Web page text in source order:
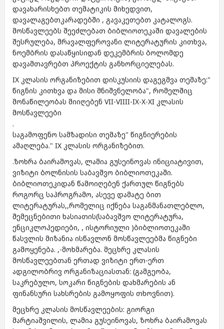
დავახარისხებთ თემატიკის მიხედვით,
დავალაგებთკარადებში , გავაკეთებთ კატალოგს.
მოსწავლეებს შეეძლებათ ბიბლიოთეკაში დავალების
შესრულება, მრავალფეროვანი ლიტერატურის კითხვა,
ნოემბრის დასაწყისიდან დეკემბრის ბოლომდე
დავამთავრებთ პროექტის განხორციელებას.
IX კლასის ორგანიზებით დისკუსიის დაგეგმვა თემაზე:"
წიგნის კითხვა და მისი მნიშვნელობა", რომელშიც
მონაწილეობას მიიღებენ VII-VIIII-IX-X-XI კლასის
მოსწავლეები
.
საგამოფენო სამზადისი თემაზე" წიგნიერების
ამაღლება." IX კლასის ორგანიზებით.
.ზოხრა ბაირამოვას, ლამია გუსეინოვას ინიციატივით,
ვიზიტი ბოლნისის საბავშვო ბიბლიოთეკაში.
ბიბლიოთეკიდან წამოიღებენ ქართულ წიგნებს
როგორც საპროგრამო, ასევე დამატე ბით
ლიტერატურას,,რომელიც იქნება საგანმანათლებლო,
შემეცნებითი ხასიათის(საბავშვო ლიტერატურა,
ენციკლოპედიები, , ისტორიული )ბიბლიოთეკაში
წასვლის მიზანია ისწავლონ მოსწავლეებმა წიგნები
გამოყენება. ,-მოხმარება. მეცხრე კლასის
მოსწავლეებთან ერთად ვიზიტი ერთ-ერთ
ადგილობრივ ორგანიზაციასთან: (გამგეობა,
საკრებულო, სოკარი წიგნების დახმარების ან
ფინანსური სახსრების გამოყოფის თხოვნით).
მეცხრე კლასის მოსწავლეების: გიორგი
მარტიაშვილის, ლამია გუსეინოვას, ზოხრა ბაირამოვას